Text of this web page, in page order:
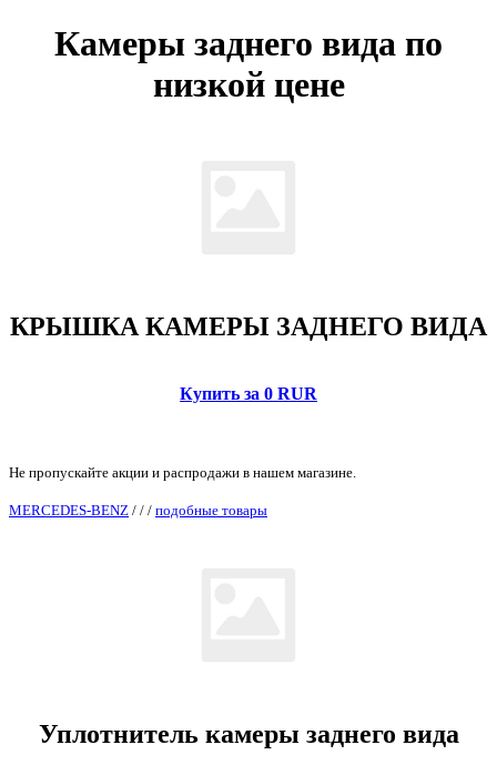
Камеры заднего вида по
низкой цене
КРЫШКА КАМЕРЫ ЗАДНЕГО ВИДА
Купить за 0 RUR
Не пропускайте акции и распродажи в нашем магазине.
MERCEDES-BENZ / / / подобные товары
Уплотнитель камеры заднего вида